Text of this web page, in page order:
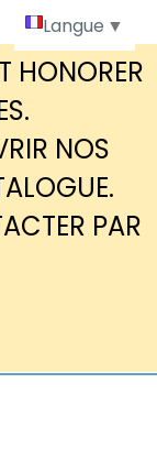
HONORER
NOS
PAR
Langue ▼